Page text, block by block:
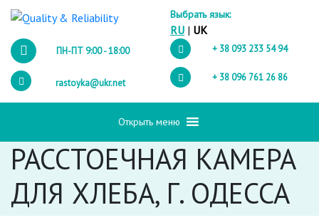
Выбрать язык:
RU | UK
ПН-ПТ 9:00 - 18:00
rastoyka@ukr.net
+ 38 093 233 54 94
+ 38 096 761 26 86
Открыть меню
РАССТОЕЧНАЯ КАМЕРА
ДЛЯ ХЛЕБА, Г. ОДЕССА